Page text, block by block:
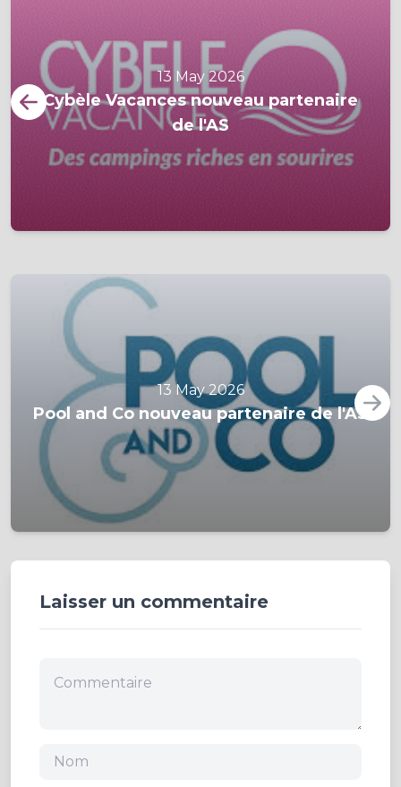
13 May 2026
Cybèle Vacances nouveau partenaire
de l'AS
13 May 2026
Pool and Co nouveau partenaire de l'AS
Laisser un commentaire